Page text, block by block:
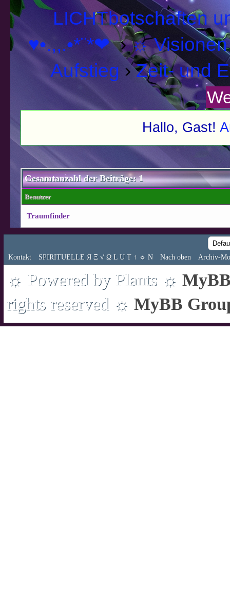
LICHTbotschaften
♥•.,,.•*¨*❤›☼ Visionen
Aufstieg ›Zeit- und
Hallo, Gast!
Gesamtanzahl der Beiträge: 1
Benutzer
Traumfinder
Kontakt SPIRITUELLE Я Ξ √ Ω L U T ↑ ☼ N Nach oben Archiv-
☼ Powered by Plants ☼
rights reserved ☼ MyBB